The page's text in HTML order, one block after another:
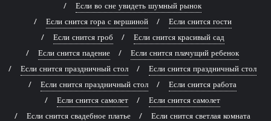
Если во сне увидеть шумный рынок
Если снится гора с вершиной
Если снится гости
Если снится гроб
Если снится красивый сад
Если снится падение
Если снится плачущий ребенок
Если снится праздничный стол
Если снится праздничный стол
Если снится праздничный стол
Если снится работа
Если снится самолет
Если снится самолет
Если снится свадебное платье
Если снится светлая комната